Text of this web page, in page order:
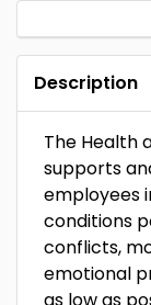
Description
The Health
supports
employees
conditions
conflicts,
emotional